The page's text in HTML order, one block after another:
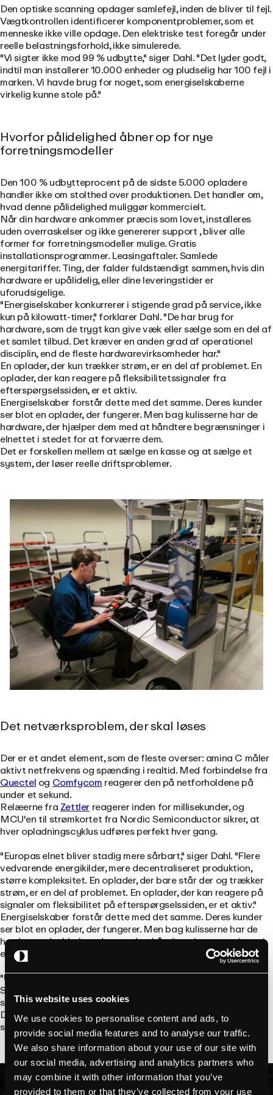
This website uses cookies
We use cookies to personalise content and ads, to
provide social media features and to analyse our traffic.
We also share information about your use of our site with
our social media, advertising and analytics partners who
may combine it with other information that you’ve
provided to them or that they’ve collected from your use
Den optiske scanning opdager samlefejl, inden de bliver til fejl.
Vægtkontrollen identificerer komponentproblemer, som et
menneske ikke ville opdage. Den elektriske test foregår under
reelle belastningsforhold, ikke simulerede.
"Vi sigter ikke mod 99 % udbytte," siger Dahl. "Det lyder godt,
indtil man installerer 10.000 enheder og pludselig har 100 fejl i
marken. Vi havde brug for noget, som energiselskaberne
virkelig kunne stole på."
Hvorfor pålidelighed åbner op for nye
forretningsmodeller
Den 100 % udbytteprocent på de sidste 5.000 opladere
handler ikke om stolthed over produktionen. Det handler om,
hvad denne pålidelighed muliggør kommercielt.
Når din hardware ankommer præcis som lovet, installeres
uden overraskelser og ikke genererer support , bliver alle
former for forretningsmodeller mulige. Gratis
installationsprogrammer. Leasingaftaler. Samlede
energitariffer. Ting, der falder fuldstændigt sammen, hvis din
hardware er upålidelig, eller dine leveringstider er
uforudsigelige.
"Energiselskaber konkurrerer i stigende grad på service, ikke
kun på kilowatt-timer," forklarer Dahl. "De har brug for
hardware, som de trygt kan give væk eller sælge som en del af
et samlet tilbud. Det kræver en anden grad af operationel
disciplin, end de fleste hardwarevirksomheder har."
En oplader, der kun trækker strøm, er en del af problemet. En
oplader, der kan reagere på fleksibilitetssignaler fra
efterspørgselssiden, er et aktiv.
Energiselskaber forstår dette med det samme. Deres kunder
ser blot en oplader, der fungerer. Men bag kulisserne har de
hardware, der hjælper dem med at håndtere begrænsninger i
elnettet i stedet for at forværre dem.
Det er forskellen mellem at sælge en kasse og at sælge et
system, der løser reelle driftsproblemer.
Det netværksproblem, der skal løses
Der er et andet element, som de fleste overser: amina C måler
aktivt netfrekvens og spænding i realtid. Med forbindelse fra
QuectelogComfycomreagerer den på netforholdene på
under et sekund.
Relæerne fraZettlerreagerer inden for millisekunder, og
MCU'en til strømkortet fra Nordic Semiconductor sikrer, at
hver opladningscyklus udføres perfekt hver gang.
"Europas elnet bliver stadig mere sårbart," siger Dahl. "Flere
vedvarende energikilder, mere decentraliseret produktion,
større kompleksitet. En oplader, der bare står der og trækker
strøm, er en del af problemet. En oplader, der kan reagere på
signaler om fleksibilitet på efterspørgselssiden, er et aktiv."
Energiselskaber forstår dette med det samme. Deres kunder
ser blot en oplader, der fungerer. Men bag kulisserne har de
hardware, der hjælper dem med at håndtere begrænsninger i
elnettet i stedet for at forværre dem.
"Uden partnere som Zettler, Quectel, Comfycom, Nordic
Semiconductor og de andre ville intet af dette være muligt,"
siger Dahl.
Det er forskellen mellem at sælge en kasse og at sælge et
system, der løser reelle driftsproblemer.